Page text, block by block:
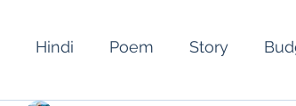
Hindi Poem Story